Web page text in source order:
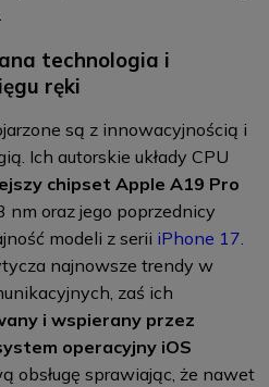
technologia i
ręki
są z innowacyjnością i
Ich autorskie układy CPU
chipset Apple A19 Pro
oraz jego poprzednicy
modeli z serii iPhone 17.
najnowsze trendy w
zaś ich
i wspierany przez
operacyjny iOS
obsługę sprawiając, że nawet